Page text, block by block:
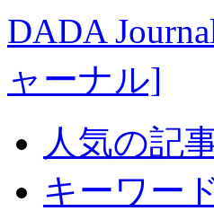
DADA
ャーナル]
人気の記
キーワー